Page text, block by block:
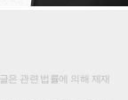
은 관련 법률에 의해 제재